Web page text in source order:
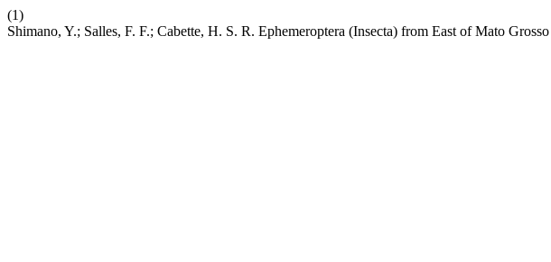
(1)
Shimano, Y.; Salles, F. F.; Cabette, H. S. R. Ephemeroptera (Insecta) from East of Mato